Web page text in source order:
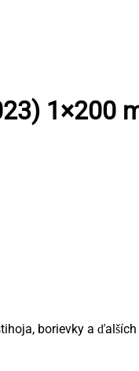
1×200
borievky a